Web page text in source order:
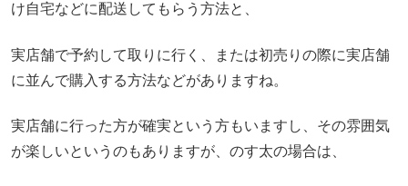
け自宅などに配送してもらう方法と、
実店舗で予約して取りに行く、または初売りの際に実店舗
に並んで購入する方法などがありますね。
実店舗に行った方が確実という方もいますし、その雰囲気
が楽しいというのもありますが、のす太の場合は、